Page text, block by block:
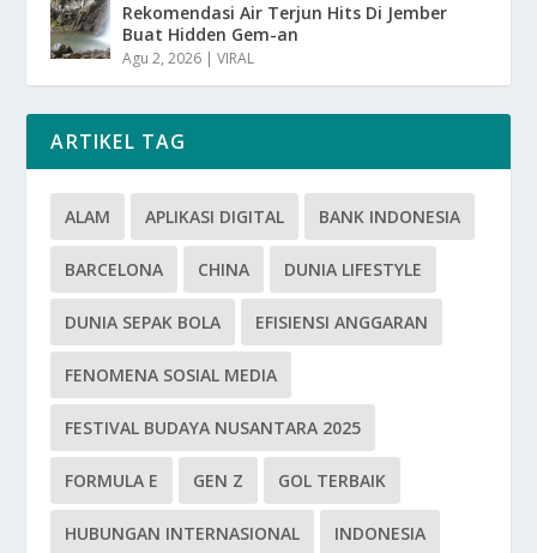
Rekomendasi Air Terjun Hits Di Jember
Buat Hidden Gem-an
Agu 2, 2026 |VIRAL
ARTIKEL TAG
ALAM APLIKASI DIGITAL BANK INDONESIA
BARCELONA CHINA DUNIA LIFESTYLE
DUNIA SEPAK BOLA EFISIENSI ANGGARAN
FENOMENA SOSIAL MEDIA
FESTIVAL BUDAYA NUSANTARA 2025
FORMULA E GEN Z GOL TERBAIK
HUBUNGAN INTERNASIONAL INDONESIA